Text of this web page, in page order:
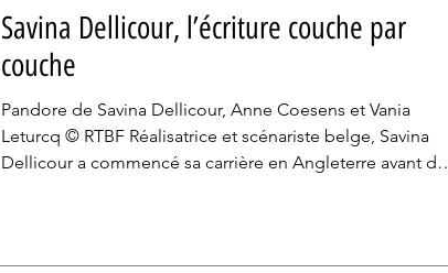
Savina Dellicour, l’écriture couche par
couche
Pandore de Savina Dellicour, Anne Coesens et Vania
Leturcq © RTBF Réalisatrice et scénariste belge, Savina
Dellicour a commencé sa carrière en Angleterre avant de
Pandore , elle a accepté de répondre aux questions de